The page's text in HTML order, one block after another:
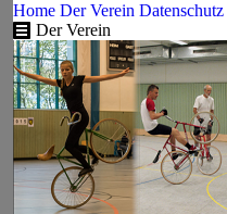
Home Der Verein Datenschutz
Der Verein